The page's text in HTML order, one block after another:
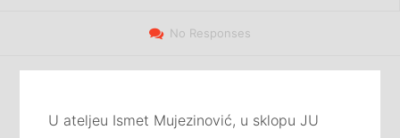
No Responses
U ateljeu Ismet Mujezinović, u sklopu JU